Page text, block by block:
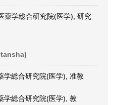
薬学総合研究院(医学), 研究
学総合研究院(医学), 准教
学総合研究院(医学), 教